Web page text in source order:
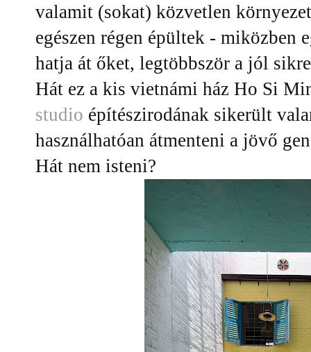
valamit (sokat) közvetlen
egészen régen épültek - miközben
hatja át őket, legtöbbször a jól
Hát ez a kis vietnámi ház Ho Si
studio építészirodának sikerült
használhatóan átmenteni a jövő
Hát nem isteni?